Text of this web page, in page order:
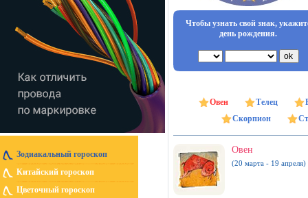
Зодиакальный гороскоп
Китайский гороскоп
Цветочный гороскоп
Чтобы узнать свой знак,
день рождения.
Овен Телец
Скорпион
Овен
(20 марта - 19 апреля)